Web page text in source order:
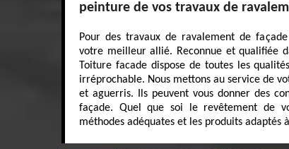
peinture de vos travaux de
Pour des travaux de ravalement de
votre meilleur allié. Reconnue et qualifiée
Toiture facade dispose de toutes les
irréprochable. Nous mettons au service de
et aguerris. Ils peuvent vous donner des
façade. Quel que soi le revêtement de
méthodes adéquates et les produits adaptés